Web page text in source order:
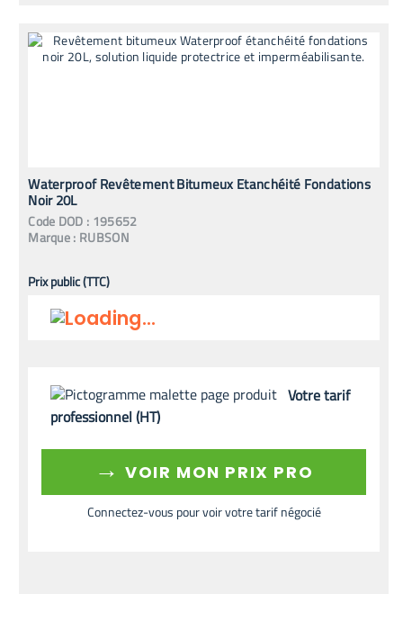
Waterproof Revêtement Bitumeux Etanchéité Fondations
Noir 20L
Code DOD : 195652
Marque : RUBSON
Prix public (TTC)
Votre tarif
professionnel (HT)
→ VOIR MON PRIX PRO
Connectez-vous pour voir votre tarif négocié